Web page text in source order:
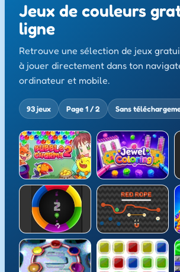
Jeux de couleurs
ligne
Retrouve une sélection de jeux
à jouer directement dans ton
ordinateur et mobile.
93 jeux Page 1 / 2 Sans